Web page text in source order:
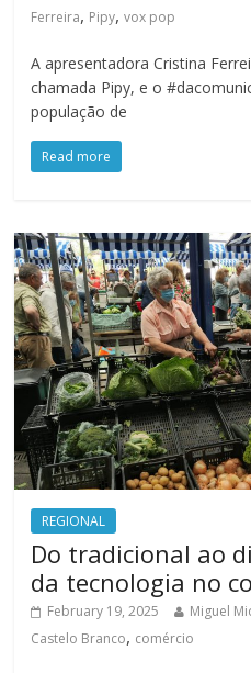
Ferreira, Pipy,vox pop
A apresentadora Cristina
chamada Pipy, e o
população de
Read more
REGIONAL
Do tradicional ao
da tecnologia no
February 19, 2025 Miguel
Castelo Branco, comércio